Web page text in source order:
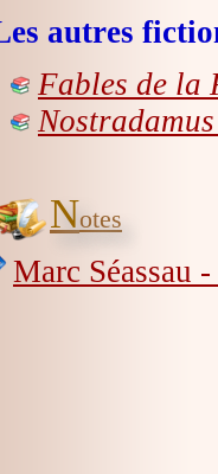
autres
Fables de la
Notes
Marc Séassau